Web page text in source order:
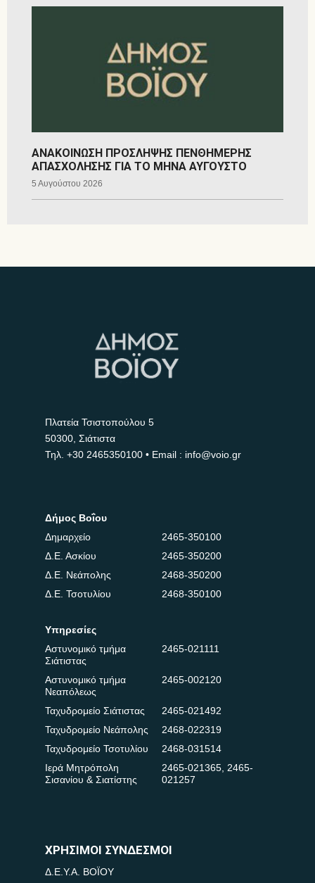
ΑΝΑΚΟΙΝΩΣΗ ΠΡΟΣΛΗΨΗΣ ΠΕΝΘΗΜΕΡΗΣ
ΑΠΑΣΧΟΛΗΣΗΣ ΓΙΑ ΤΟ ΜΗΝΑ ΑΥΓΟΥΣΤΟ
5 Αυγούστου 2026
Πλατεία Τσιστοπούλου 5
50300, Σιάτιστα
Τηλ. +30 2465350100 • Email : info@voio.gr
Δήμος Βοΐου
Δημαρχείο
2465-350100
Δ.Ε. Ασκίου
2465-350200
Δ.Ε. Νεάπολης
2468-350200
Δ.Ε. Τσοτυλίου
2468-350100
Υπηρεσίες
Αστυνομικό τμήμα
Σιάτιστας
2465-021111
Αστυνομικό τμήμα
Νεαπόλεως
2465-002120
Ταχυδρομείο Σιάτιστας
2465-021492
Ταχυδρομείο Νεάπολης
2468-022319
Ταχυδρομείο Τσοτυλίου
2468-031514
Ιερά Μητρόπολη
Σισανίου & Σιατίστης
2465-021365, 2465-
021257
ΧΡΗΣΙΜΟΙ ΣΥΝΔΕΣΜΟΙ
Δ.Ε.Υ.Α. ΒΟΪΟΥ